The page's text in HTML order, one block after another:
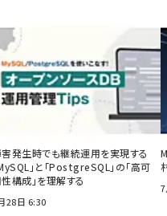
害発生時でも継続運用を実現する
MySQL」と「PostgreSQL」の「高可
構成」を理解する
28日 6:30